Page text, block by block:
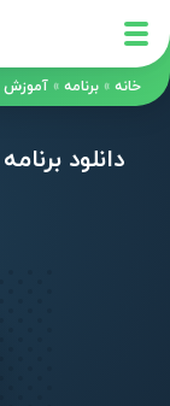
خانه » برنامه » آموزش